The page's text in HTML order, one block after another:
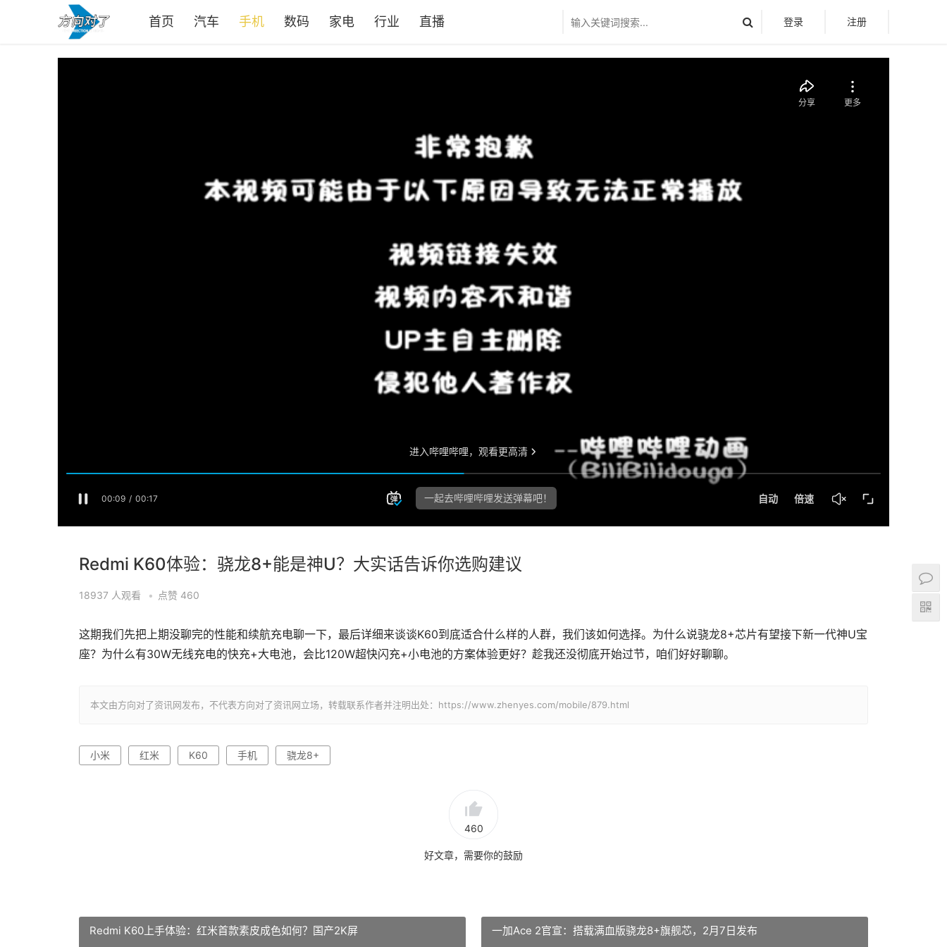
登录 注册
首页 汽车 手机 数码 家电 行业 直播
Redmi K60体验：骁龙8+能是神U？大实话告诉你选购建议
18937 人观看 • 点赞 460
这期我们先把上期没聊完的性能和续航充电聊一下，最后详细来谈谈K60到底适合什么样的人群，我们该如何选择。为什么说骁龙8+芯片有望接下新一代神U宝
座？为什么有30W无线充电的快充+大电池，会比120W超快闪充+小电池的方案体验更好？趁我还没彻底开始过节，咱们好好聊聊。
本文由方向对了资讯网发布，不代表方向对了资讯网立场，转载联系作者并注明出处：https://www.zhenyes.com/mobile/879.html
小米 红米 K60 手机 骁龙8+
460
好文章，需要你的鼓励
Redmi K60上手体验：红米首款素皮成色如何？国产2K屏 一加Ace 2官宣：搭载满血版骁龙8+旗舰芯，2月7日发布